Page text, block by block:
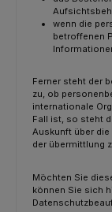
wenn die
betroffenen
Ferner steht der
zu, ob
internationale
Fall ist, so steht
Auskunft über
der übermittlung
Möchten Sie
können Sie sich